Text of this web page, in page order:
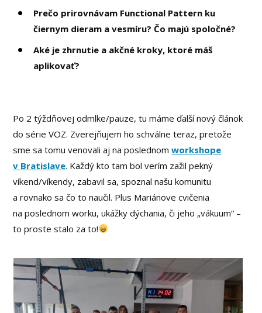
Prečo prirovnávam Functional Pattern ku
čiernym dieram a vesmíru? Čo majú spoločné?
Aké je zhrnutie a akčné kroky, ktoré máš
aplikovať?
Po 2 týždňovej odmlke/pauze, tu máme ďalší nový článok
do série VOZ. Zverejňujem ho schválne teraz, pretože
sme sa tomu venovali aj na poslednomworkshope
v Bratislave. Každý kto tam bol verím zažil pekný
víkend/víkendy, zabavil sa, spoznal našu komunitu
a rovnako sa čo to naučil. Plus Mariánove cvičenia
na poslednom worku, ukážky dýchania, či jeho „vákuum“ –
to proste stalo za to!